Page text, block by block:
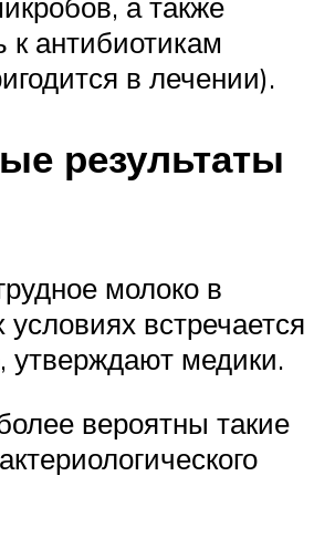
к антибиотикам
в лечении).
результаты
молоко в
встречается
утверждают медики.
вероятны такие